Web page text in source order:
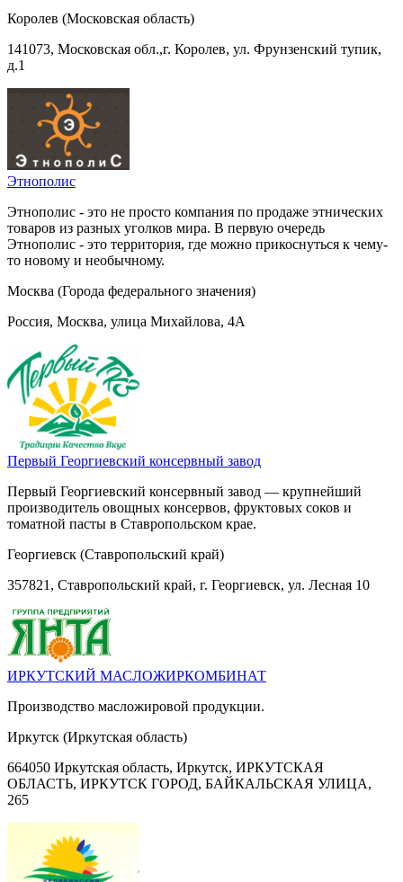
Королев (Московская область)
141073, Московская обл.,г. Королев, ул. Фрунзенский тупик,
д.1
Этнополис
Этнополис - это не просто компания по продаже этнических
товаров из разных уголков мира. В первую очередь
Этнополис - это территория, где можно прикоснуться к чему-
то новому и необычному.
Москва (Города федерального значения)
Россия, Москва, улица Михайлова, 4А
Первый Георгиевский консервный завод
Первый Георгиевский консервный завод — крупнейший
производитель овощных консервов, фруктовых соков и
томатной пасты в Ставропольском крае.
Георгиевск (Ставропольский край)
357821, Ставропольский край, г. Георгиевск, ул. Лесная 10
ИРКУТСКИЙ МАСЛОЖИРКОМБИНАТ
Производство масложировой продукции.
Иркутск (Иркутская область)
664050 Иркутская область, Иркутск, ИРКУТСКАЯ
ОБЛАСТЬ, ИРКУТСК ГОРОД, БАЙКАЛЬСКАЯ УЛИЦА,
265